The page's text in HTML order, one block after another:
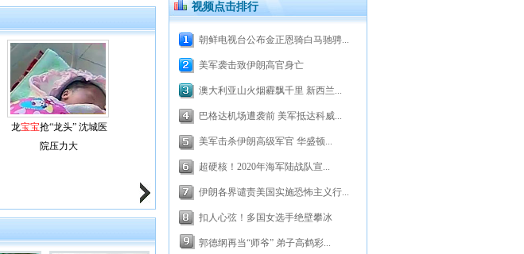
龙宝宝抢“龙头” 沈城医
院压力大
视频点击排行
朝鲜电视台公布金正恩骑白马驰骋...
美军袭击致伊朗高官身亡
澳大利亚山火烟霾飘千里 新西兰...
巴格达机场遭袭前 美军抵达科威...
美军击杀伊朗高级军官 华盛顿...
超硬核！2020年海军陆战队宣...
伊朗各界谴责美国实施恐怖主义行...
扣人心弦！多国女选手绝壁攀冰
郭德纲再当“师爷” 弟子高鹤彩...